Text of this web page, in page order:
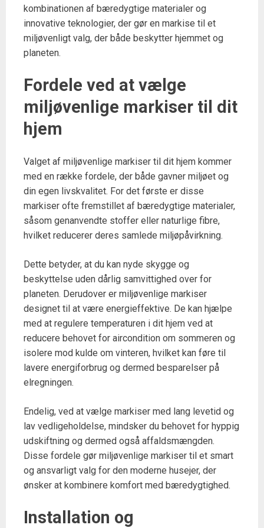
kombinationen af bæredygtige materialer og
innovative teknologier, der gør en markise til et
miljøvenligt valg, der både beskytter hjemmet og
planeten.
Fordele ved at vælge
miljøvenlige markiser til dit
hjem
Valget af miljøvenlige markiser til dit hjem kommer
med en række fordele, der både gavner miljøet og
din egen livskvalitet. For det første er disse
markiser ofte fremstillet af bæredygtige materialer,
såsom genanvendte stoffer eller naturlige fibre,
hvilket reducerer deres samlede miljøpåvirkning.
Dette betyder, at du kan nyde skygge og
beskyttelse uden dårlig samvittighed over for
planeten. Derudover er miljøvenlige markiser
designet til at være energieffektive. De kan hjælpe
med at regulere temperaturen i dit hjem ved at
reducere behovet for aircondition om sommeren og
isolere mod kulde om vinteren, hvilket kan føre til
lavere energiforbrug og dermed besparelser på
elregningen.
Endelig, ved at vælge markiser med lang levetid og
lav vedligeholdelse, mindsker du behovet for hyppig
udskiftning og dermed også affaldsmængden.
Disse fordele gør miljøvenlige markiser til et smart
og ansvarligt valg for den moderne husejer, der
ønsker at kombinere komfort med bæredygtighed.
Installation og